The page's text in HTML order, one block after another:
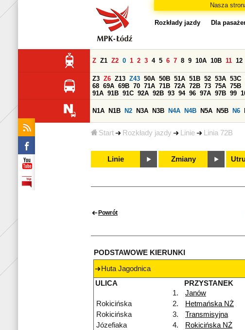
Nasza
Start Rozkłady jazdy Linie Linia 72B
Rozkłady jazdy Dla
Z Z1 Z2 0 1 2 3 4 5 6 7 8 9 10A 10B 11 12
Z3 Z6 Z13 Z43 50A 50B 51A 51B 52 53A 53C
68 69A 69B 70 71A 71B 72A 72B 73 75A 75B
91A 91B 91C 92A 92B 93 94 96 97A 97B 99
N1A N1B N2 N3A N3B N4A N4B N5A N5B N6
Linie Zmiany
Powrót
PODSTAWOWE KIERUNKI
Huta Jagodnica
ULICA
PRZYSTANEK
1.
Janów
Rokicińska
2. Hetmańska NŻ
Rokicińska
3. Transmisyjna
Józefiaka
4. Rokicińska NŻ